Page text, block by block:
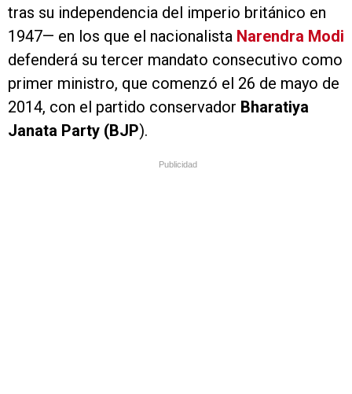
tras su independencia del imperio británico en
1947— en los que el nacionalista Narendra Modi
defenderá su tercer mandato consecutivo como
primer ministro, que comenzó el 26 de mayo de
2014, con el partido conservador Bharatiya
Janata Party (BJP).
Publicidad